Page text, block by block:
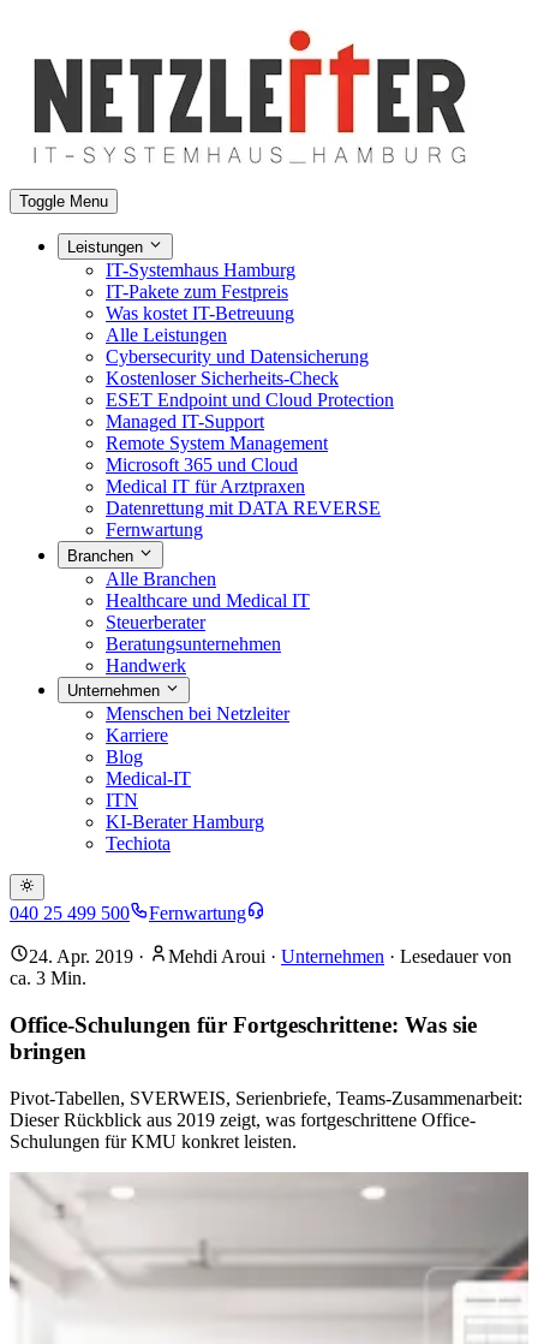
Toggle Menu
Leistungen
IT-Systemhaus Hamburg
IT-Pakete zum Festpreis
Was kostet IT-Betreuung
Alle Leistungen
Cybersecurity und Datensicherung
Kostenloser Sicherheits-Check
ESET Endpoint und Cloud Protection
Managed IT-Support
Remote System Management
Microsoft 365 und Cloud
Medical IT für Arztpraxen
Datenrettung mit DATA REVERSE
Fernwartung
Branchen
Alle Branchen
Healthcare und Medical IT
Steuerberater
Beratungsunternehmen
Handwerk
Unternehmen
Menschen bei Netzleiter
Karriere
Blog
Medical-IT
ITN
KI-Berater Hamburg
Techiota
040 25 499 500 Fernwartung
24. Apr. 2019 · Mehdi Aroui · Unternehmen · Lesedauer von
ca. 3 Min.
Office-Schulungen für Fortgeschrittene: Was sie
bringen
Pivot-Tabellen, SVERWEIS, Serienbriefe, Teams-Zusammenarbeit:
Dieser Rückblick aus 2019 zeigt, was fortgeschrittene Office-
Schulungen für KMU konkret leisten.